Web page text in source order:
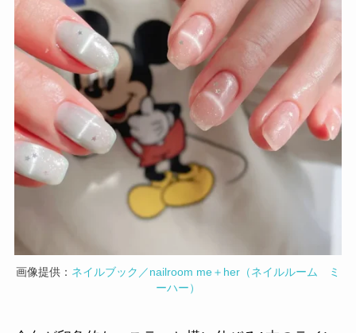
画像提供： ネイルブック／nailroom me＋her（ネイルルーム ミ
ーハー）